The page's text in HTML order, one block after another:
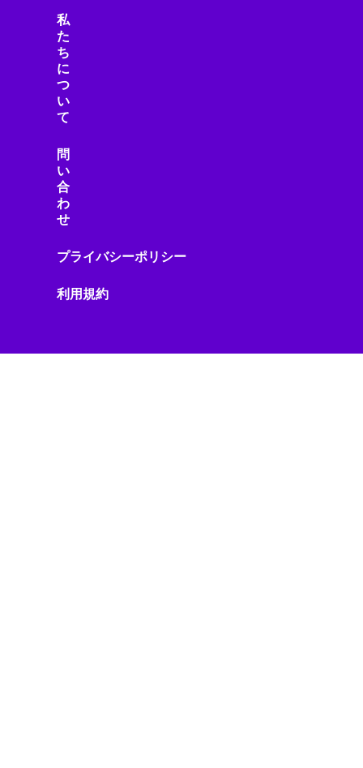
スマートフォン・モバイル
スマートフォンニュース
スマートフォンレビュー
スマートホーム
スマートライフ
スマート家電
スマート水道
スマート物流
スマート製造
スマホニュース
セキュリティ
セキュリティ/リスク
ソニー製品
私
た
ち
に
つ
い
て
問
い
合
わ
せ
プライバシーポリシー
利用規約